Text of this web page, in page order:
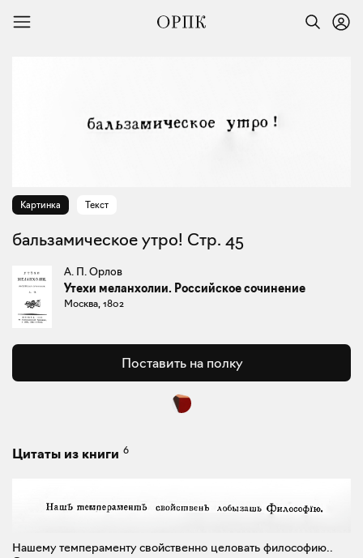
Картинка Текст
бальзамическое утро! Стр. 45
А. П. Орлов
Утехи меланхолии. Российское сочинение
Москва, 1802
Поставить на полку
Цитаты из книги 6
Нашему темпераменту свойственно целовать философию..